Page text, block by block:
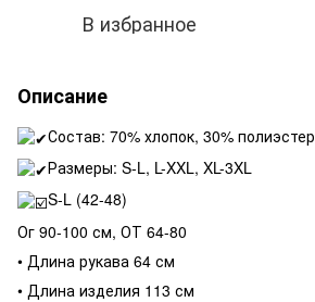
В избранное
Описание
Состав: 70% хлопок, 30% полиэстер
Размеры: S-L, L-XXL, XL-3XL
S-L (42-48)
Ог 90-100 см, ОТ 64-80
• Длина рукава 64 см
• Длина изделия 113 см